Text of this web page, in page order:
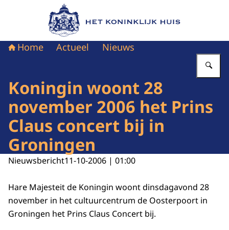
Naar de homepage van Het Koninklijk Huis
Home Actueel Nieuws
Koningin woont 28
november 2006 het Prins
Claus concert bij in
Groningen
Nieuwsbericht11-10-2006 | 01:00
Hare Majesteit de Koningin woont dinsdagavond 28
november in het cultuurcentrum de Oosterpoort in
Groningen het Prins Claus Concert bij.